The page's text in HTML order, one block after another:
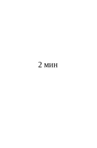
2 мин